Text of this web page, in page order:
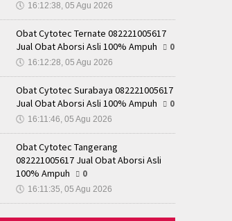
🕔 16:12:38, 05 Agu 2026
Obat Cytotec Ternate 082221005617
Jual Obat Aborsi Asli 100% Ampuh
0
🕔 16:12:28, 05 Agu 2026
Obat Cytotec Surabaya 082221005617
Jual Obat Aborsi Asli 100% Ampuh
0
🕔 16:11:46, 05 Agu 2026
Obat Cytotec Tangerang
082221005617 Jual Obat Aborsi Asli
100% Ampuh
0
🕔 16:11:35, 05 Agu 2026